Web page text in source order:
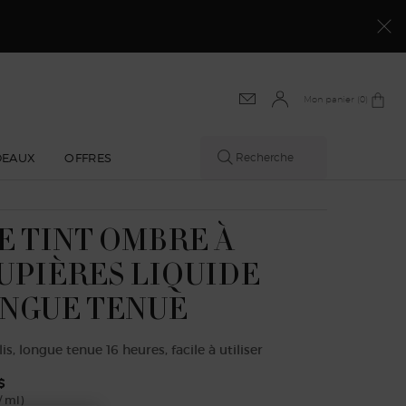
Mon panier 0
0 product in cart
OFFRES Recherche
TINT OMBRE À
LIQUIDE
TENUE
longue tenue 16 heures, facile à utiliser
ml)